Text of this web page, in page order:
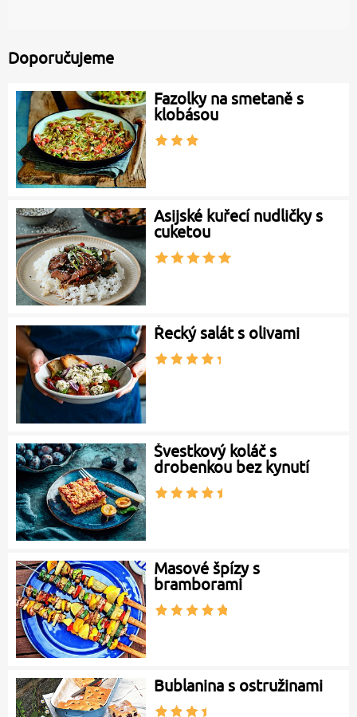
Doporučujeme
Fazolky na smetaně s
klobásou
Asijské kuřecí nudličky s
cuketou
Řecký salát s olivami
Švestkový koláč s
drobenkou bez kynutí
Masové špízy s
bramborami
Bublanina s ostružinami